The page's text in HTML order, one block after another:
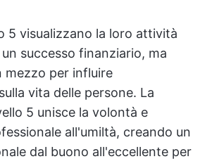
5 visualizzano la loro attività
successo finanziario, ma
mezzo per influire
vita delle persone. La
5 unisce la volontà e
all'umiltà, creando un
dal buono all'eccellente per